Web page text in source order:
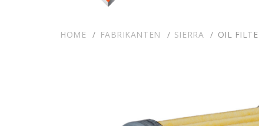
HOME FABRIKANTEN SIERRA OIL